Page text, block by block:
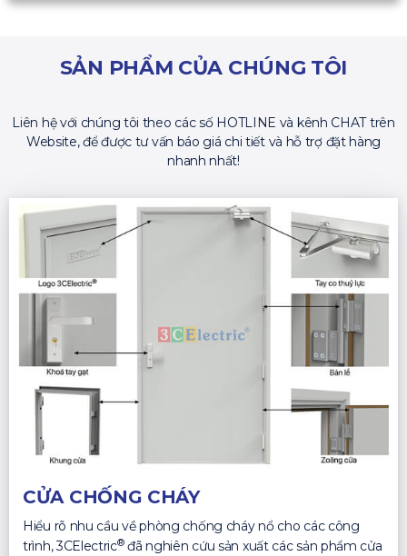
SẢN PHẨM CỦA CHÚNG TÔI
Liên hệ với chúng tôi theo các số HOTLINE và kênh CHAT trên
Website, để được tư vấn báo giá chi tiết và hỗ trợ đặt hàng
nhanh nhất!
CỬA CHỐNG CHÁY
Hiểu rõ nhu cầu về phòng chống cháy nổ cho các công
trình, 3CElectric®đã nghiên cứu sản xuất các sản phẩm cửa